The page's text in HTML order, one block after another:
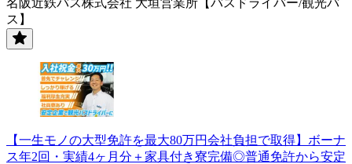
ス】
【一生モノの大型免許を最大80万円会社負担で取得】ボーナ
ス年2回・実績4ヶ月分＋家具付き寮完備◎普通免許から安定